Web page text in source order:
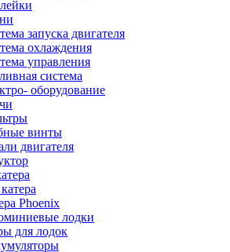
запуска двигателя
охлаждения
управления
система
оборудование
винты
двигателя
Phoenix
лодки
для лодок